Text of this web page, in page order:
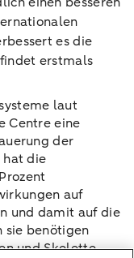
es die
erstmals
laut
Centre eine
der
hat die
auf
und damit auf die
sie benötigen
und Skelette.